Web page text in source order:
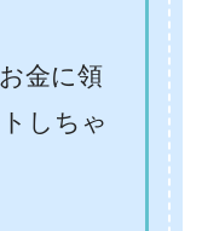
金に領
しちゃ